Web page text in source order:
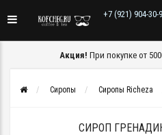
+7 (921) 904-30-
Акция! При покупке от
Сиропы Сиропы Richeza
СИРОП ГРЕНАДИН